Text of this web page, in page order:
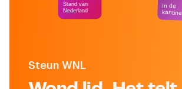
Steun WNL
Stand van
Nederland
In de
kantine